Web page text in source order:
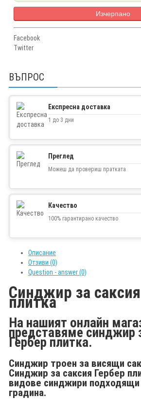
Изчерпано
Facebook
Twitter
ВЪПРОС
Експресна доставка
1 до 3 дни
Преглед
Можеш да провериш пратката
Качество
100% гарантирано качество
Описание
Отзиви (0)
Question - answer (0)
Синджир за
плитка
На нашият онлайн
представяме синджир
Гербер плитка.
Синджир троен за висящи
Синджир за саксия Гербер
видове синджири подходящи
градина.